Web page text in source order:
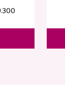
.300